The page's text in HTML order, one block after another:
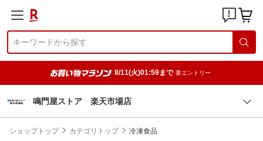
8/11(火)01:59まで 要エントリー
鳴門屋ストア 楽天市場店
ショップトップ カテゴリトップ 冷凍食品